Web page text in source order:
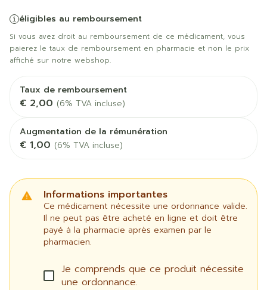
éligibles au remboursement
Si vous avez droit au remboursement de ce médicament, vous
paierez le taux de remboursement en pharmacie et non le prix
affiché sur notre webshop.
Taux de remboursement
€ 2,00 (6% TVA incluse)
Augmentation de la rémunération
€ 1,00 (6% TVA incluse)
Informations importantes
Ce médicament nécessite une ordonnance valide.
Il ne peut pas être acheté en ligne et doit être
payé à la pharmacie après examen par le
pharmacien.
Je comprends que ce produit nécessite
une ordonnance.